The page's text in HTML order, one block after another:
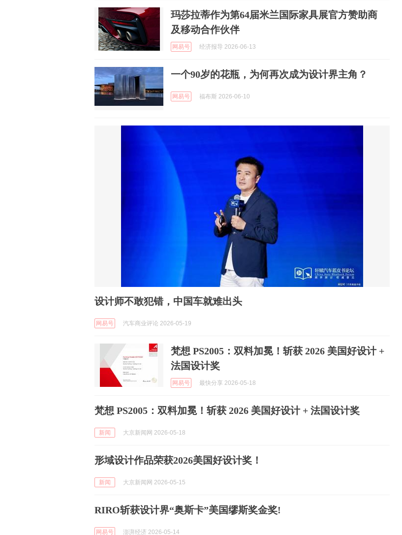
玛莎拉蒂作为第64届米兰国际家具展官方赞助商
及移动合作伙伴
网易号 经济报导 2026-06-13
一个90岁的花瓶，为何再次成为设计界主角？
网易号 福布斯 2026-06-10
设计师不敢犯错，中国车就难出头
网易号 汽车商业评论 2026-05-19
梵想 PS2005：双料加冕！斩获 2026 美国好设计 +
法国设计奖
网易号 最快分享 2026-05-18
梵想 PS2005：双料加冕！斩获 2026 美国好设计 + 法国设计奖
新闻 大京新闻网 2026-05-18
形域设计作品荣获2026美国好设计奖！
新闻 大京新闻网 2026-05-15
RIRO斩获设计界“奥斯卡”美国缪斯奖金奖!
网易号 澎湃经济 2026-05-14